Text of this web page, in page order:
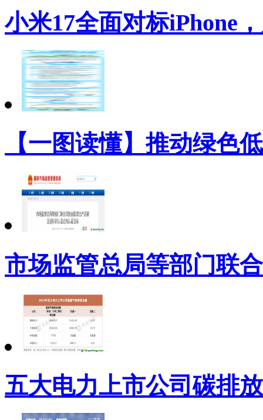
小米17全面对标iPhone
【一图读懂】推动绿色
市场监管总局等部门联
五大电力上市公司碳排